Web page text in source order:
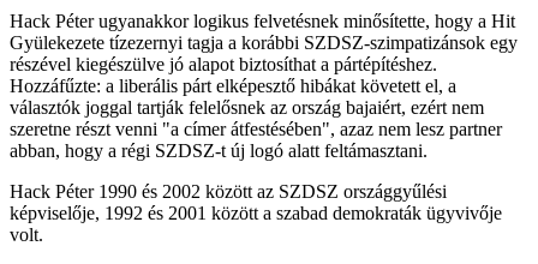
Hack Péter ugyanakkor logikus felvetésnek minősítette, hogy a Hit
Gyülekezete tízezernyi tagja a korábbi SZDSZ-szimpatizánsok egy
részével kiegészülve jó alapot biztosíthat a pártépítéshez.
Hozzáfűzte: a liberális párt elképesztő hibákat követett el, a
választók joggal tartják felelősnek az ország bajaiért, ezért nem
szeretne részt venni "a címer átfestésében", azaz nem lesz partner
abban, hogy a régi SZDSZ-t új logó alatt feltámasztani.
Hack Péter 1990 és 2002 között az SZDSZ országgyűlési
képviselője, 1992 és 2001 között a szabad demokraták ügyvivője
volt.